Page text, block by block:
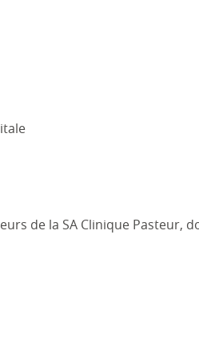
de la SA Clinique Pasteur,